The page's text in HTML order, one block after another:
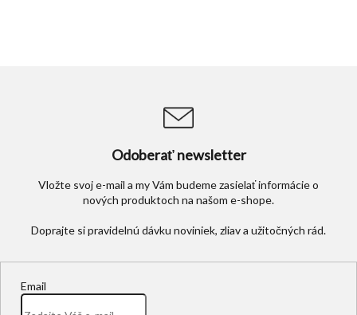
Odoberať newsletter
Vložte svoj e-mail a my Vám budeme zasielať informácie o
nových produktoch na našom e-shope.
Email